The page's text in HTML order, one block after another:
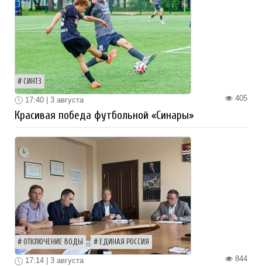
СИНТЗ
405
17:40 | 3 августа
Красивая победа футбольной «Синары»
ОТКЛЮЧЕНИЕ ВОДЫ ЕДИНАЯ РОССИЯ
844
17:14 | 3 августа